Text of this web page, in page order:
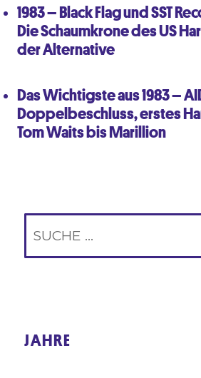
1983 – Black Flag und SST
Die Schaumkrone des US
der Alternative
Das Wichtigste aus 1983 –
Doppelbeschluss, erstes
Tom Waits bis Marillion
JAHRE